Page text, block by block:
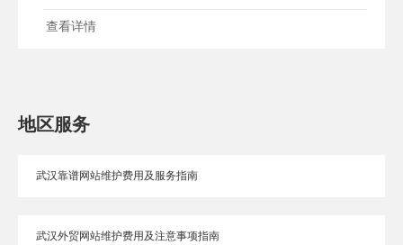
色和人的情绪是密......
查看详情
地区服务
武汉靠谱网站维护费用及服务指南
武汉外贸网站维护费用及注意事项指南